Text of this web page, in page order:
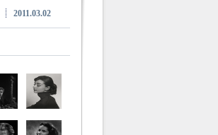
2011.03.02